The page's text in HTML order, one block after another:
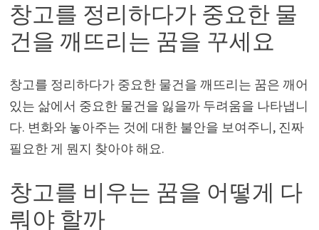
창고를 정리하다가 중요한 물
건을 깨뜨리는 꿈을 꾸세요
창고를 정리하다가 중요한 물건을 깨뜨리는 꿈은 깨어
있는 삶에서 중요한 물건을 잃을까 두려움을 나타냅니
다. 변화와 놓아주는 것에 대한 불안을 보여주니, 진짜
필요한 게 뭔지 찾아야 해요.
창고를 비우는 꿈을 어떻게 다
뤄야 할까